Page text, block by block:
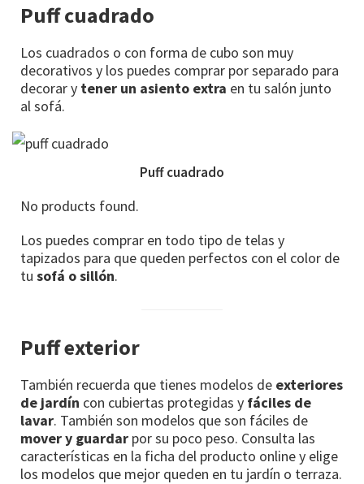
Puff cuadrado
Los cuadrados o con forma de cubo son muy
decorativos y los puedes comprar por separado para
decorar y tener un asiento extra en tu salón junto
al sofá.
Puff cuadrado
No products found.
Los puedes comprar en todo tipo de telas y
tapizados para que queden perfectos con el color de
tu sofá o sillón.
Puff exterior
También recuerda que tienes modelos de exteriores
de jardín con cubiertas protegidas y fáciles de
lavar. También son modelos que son fáciles de
mover y guardar por su poco peso. Consulta las
características en la ficha del producto online y elige
los modelos que mejor queden en tu jardín o terraza.